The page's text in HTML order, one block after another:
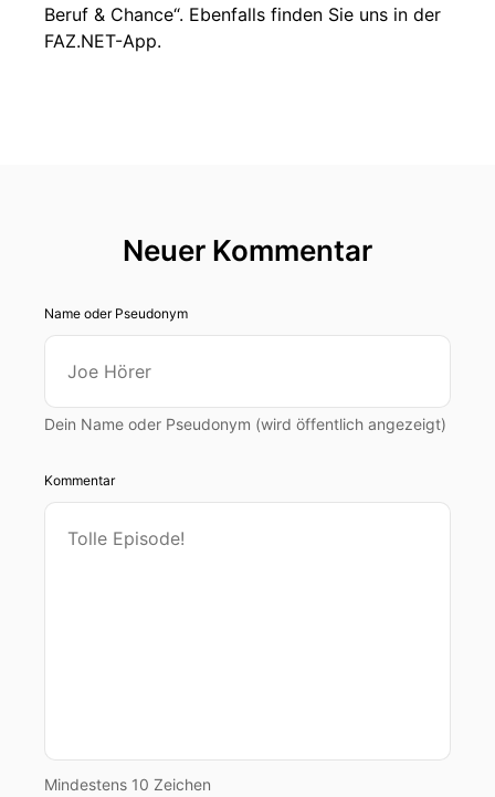
Beruf & Chance“. Ebenfalls finden Sie uns in der
FAZ.NET-App.
Neuer Kommentar
Name oder Pseudonym
Dein Name oder Pseudonym (wird öffentlich angezeigt)
Kommentar
Mindestens 10 Zeichen